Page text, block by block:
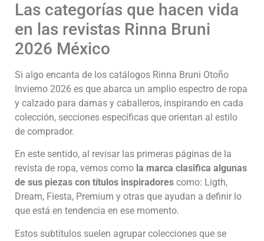
Las categorías que hacen vida
en las revistas Rinna Bruni
2026 México
Si algo encanta de los catálogos Rinna Bruni Otoño
Invierno 2026 es que abarca un amplio espectro de ropa
y calzado para damas y caballeros, inspirando en cada
colección, secciones específicas que orientan al estilo
de comprador.
En este sentido, al revisar las primeras páginas de la
revista de ropa, vemos como la marca clasifica algunas
de sus piezas con títulos inspiradores como: Ligth,
Dream, Fiesta, Premium y otras que ayudan a definir lo
que está en tendencia en ese momento.
Estos subtítulos suelen agrupar colecciones que se